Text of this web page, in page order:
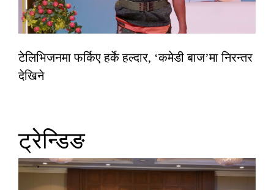
टेलिभिजनमा फर्किए हर्के हल्दार, ‘कमेडी बाज’मा निरन्तर
देखिने
ट्रेन्डिङ